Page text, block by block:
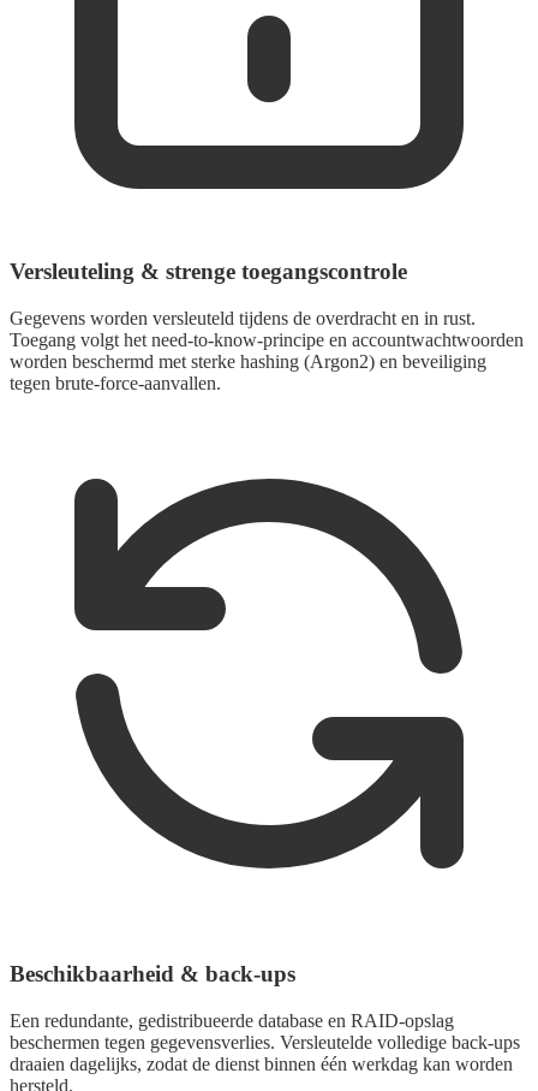
Versleuteling & strenge toegangscontrole
Gegevens worden versleuteld tijdens de overdracht en in rust.
Toegang volgt het need-to-know-principe en accountwachtwoorden
worden beschermd met sterke hashing (Argon2) en beveiliging
tegen brute-force-aanvallen.
Beschikbaarheid & back-ups
Een redundante, gedistribueerde database en RAID-opslag
beschermen tegen gegevensverlies. Versleutelde volledige back-ups
draaien dagelijks, zodat de dienst binnen één werkdag kan worden
hersteld.